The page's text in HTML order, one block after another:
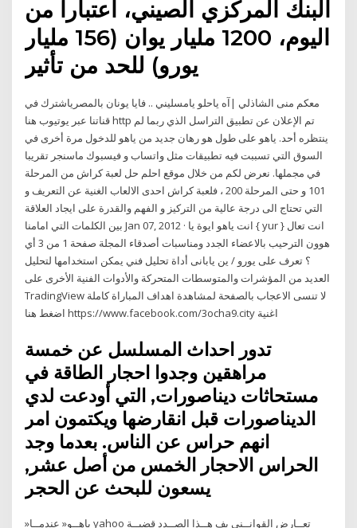
البنك المركزي الصيني، اعتباراً من
اليوم، 1200 مليار يوان (156 مليار
يورو) للحد من تأثير
معكم منى الشاذلي |آه ياحلو يامسليني .. فايا يونان بالمصرياشترك في
قناتنا عبر يوتيوب هنا http تم الإعلان عن تطبيق التراسل الذي ربما لم
ينتظره أحد. ياهو على طول هو رهان جديد من ياهو للدخول مرة أخرى في
السوق التي تسببت فيه تطبيقات مثل واتساب و فيسبوك ماسنجر تقريبا
في مجملها. نعرض لكم من خلال موقع احلم حل لعبة كراش من المرحلة
101 و حتى المرحلة 200 ، فلعبة كراش احدى الالعاب الغنية عن التعريف و
التي تحتاج الى درجة عالية من التركيز و الفهم والقدرة على ايجاد العلاقة
بين الكلمات التي امامنا Jan 07, 2012 · انت ياهو ايوة يا { yur } انت تعال
هوون الترحيب بالاعضاء الجدد ومناسبات أصدقاء المجلة صفحة 1 من 3 أي
أداة تحليل فني يمكن استخدامها لتحليل ‎يورو / ين يابانى‎ ؟ تعرف على
العديد من المؤشرات والمتوسطات المتحركة والأدوات الفنية الأخرى على
TradingView لا تنسى الاعجاب بالصفحة لمشاهدة اهداف المباراة كاملة
اضغط هنا https://www.facebook.com/3ocha9.city اغنية
تدور احداث المسلسل عن خمسة
مراهقين وجدوا احجار الطاقة في
مستحاثات ديناصورات, التي أودعت لدي
الديناصورات قبل انقارضها ويكتمون امر
انهم حراس عن الناس. بعدما وجد
الحراس الاحجار الخمس من أصل عشر,
يسعون للبحث عن الحجر
»ياهــو« عندمــا yahoo تعــارض القوانــني يف هــذا الصــدد قضيــة